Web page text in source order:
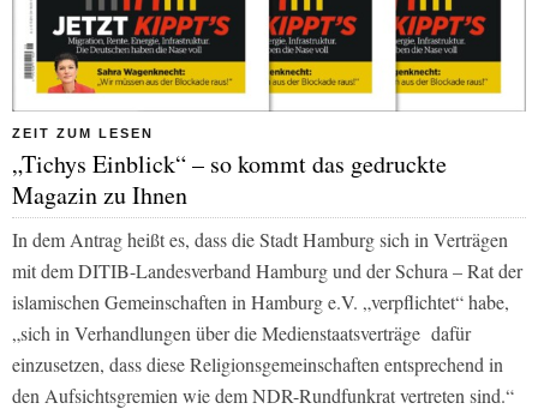
ZEIT ZUM LESEN
„Tichys Einblick“ – so kommt das gedruckte
Magazin zu Ihnen
In dem Antrag heißt es, dass die Stadt Hamburg sich in Verträgen
mit dem DITIB-Landesverband Hamburg und der Schura – Rat der
islamischen Gemeinschaften in Hamburg e.V. „verpflichtet“ habe,
„sich in Verhandlungen über die Medienstaatsverträge dafür
einzusetzen, dass diese Religionsgemeinschaften entsprechend in
den Aufsichtsgremien wie dem NDR-Rundfunkrat vertreten sind.“